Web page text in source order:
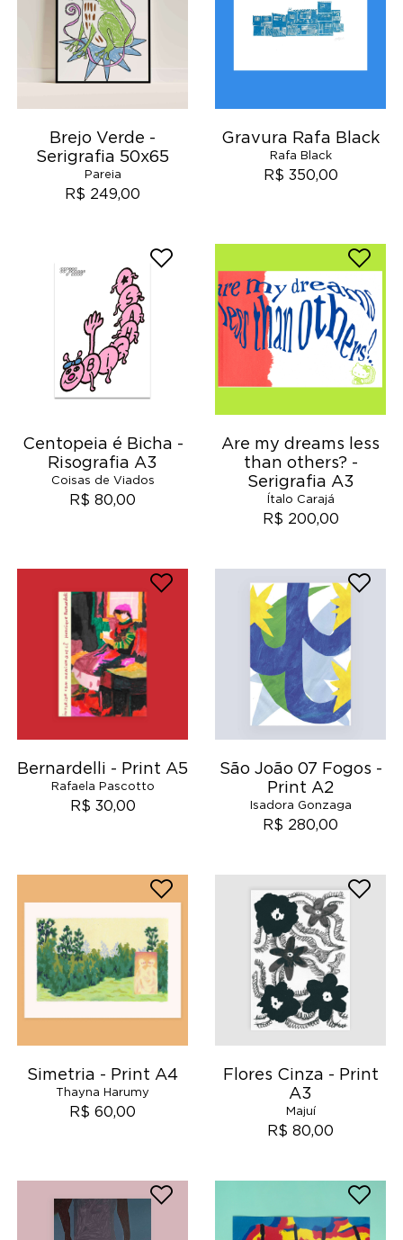
Brejo Verde -
Serigrafia 50x65
Pareia
R$ 249,00
Gravura Rafa Black
Rafa Black
R$ 350,00
Centopeia é Bicha -
Risografia A3
Coisas de Viados
R$ 80,00
Are my dreams less
than others? -
Serigrafia A3
Ítalo Carajá
R$ 200,00
Bernardelli - Print A5
Rafaela Pascotto
R$ 30,00
São João 07 Fogos -
Print A2
Isadora Gonzaga
R$ 280,00
Simetria - Print A4
Thayna Harumy
R$ 60,00
Flores Cinza - Print
A3
Majuí
R$ 80,00